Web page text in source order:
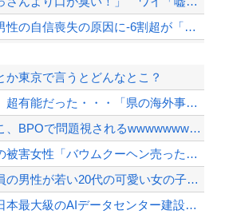
株式投資、若年男性の自信喪失の原因に-6割超が「人生の敗者」自認
チで逝く
【悲報】東京五輪ウェイトリフティング代表、卵パックを盗んで逮捕ｗｗｗｗｗｗｗ
【配信者】「金バエ」のSNS更新が1週間途絶え、様々な憶測が飛び交う。1週間ぶり...
【緊急速報】NYで警官が黒人男性の首を絞め、暴動第二波不可避へ
か東京で言うとどんなとこ？
兵庫・斎藤知事、超有能だった・・・「県の海外事務所はすべて閉鎖で。直営する意味な...
【悲報】ヤニねこ、BPOで問題視されるwwwwwwwwwwwwwwwwwwwww...
ジャンポケ斉藤の被害女性「バウムクーヘン売ったりTikTokライブしててムカつい...
アラフィフ正社員の男性が若い20代の可愛い女の子以外には挨拶をしない
【朗報】秋田に日本最大級のAIデータセンター建設へ 総事業費2兆円、UAEが巨額...